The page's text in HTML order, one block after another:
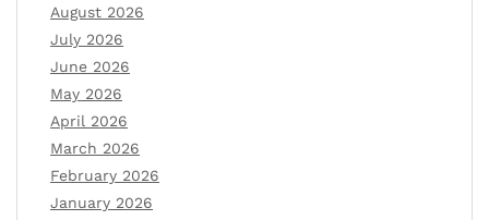
August 2026
July 2026
June 2026
May 2026
April 2026
March 2026
February 2026
January 2026